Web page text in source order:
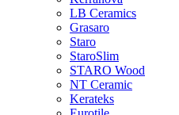
LB Ceramics
Grasaro
Staro
StaroSlim
STARO Wood
NT Ceramic
Kerateks